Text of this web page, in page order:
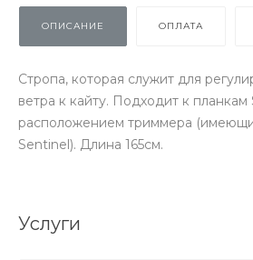
ОПИСАНИЕ ОПЛАТА
Стропа, которая служит для
ветра к кайту. Подходит к
расположением триммера
Sentinel). Длина 165см.
Услуги